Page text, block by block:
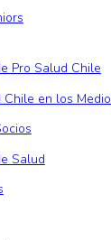
Pro Salud Chile
Chile en los
Salud